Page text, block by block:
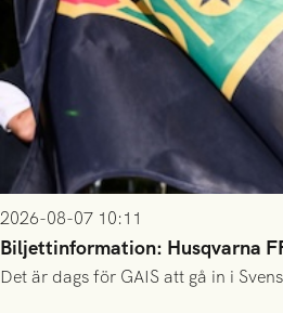
2026-08-07 10:11
Biljettinformation: Husqvarna
Det är dags för GAIS att gå in i